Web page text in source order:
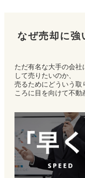
なぜ売却に強
ただ有名な大手の会社
して売りたいのか、
売るためにどういう取
ころに目を向けて不動